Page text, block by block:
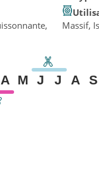
Massif,
A M J J A S